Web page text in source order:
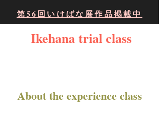
第56回いけばな展作品掲載中
​ Ikehana trial class
About the experience class